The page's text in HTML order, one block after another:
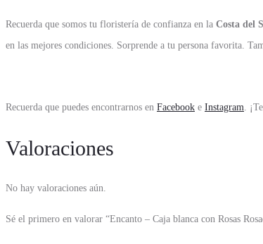
Recuerda que somos tu floristería de confianza en la Costa del
en las mejores condiciones. Sorprende a tu persona favorita.
Recuerda que puedes encontrarnos en Facebook e Instagram .
Valoraciones
No hay valoraciones aún.
Sé el primero en valorar “Encanto – Caja blanca con Rosas